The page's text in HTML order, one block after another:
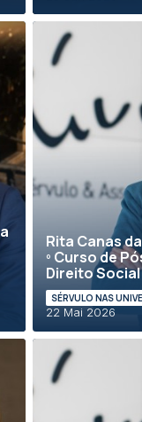
Rita Canas
º Curso de
Direito Social
SÉRVULO NAS
22 Mai 2026